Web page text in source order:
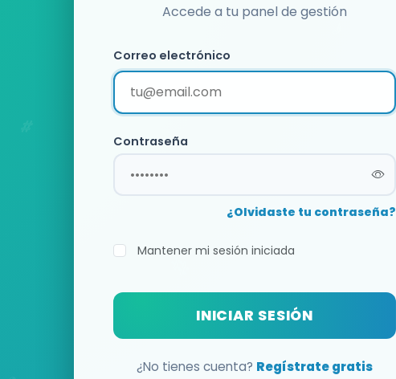
Accede a tu panel de gestión
Correo electrónico
Contraseña
¿Olvidaste tu contraseña?
Mantener mi sesión iniciada
INICIAR SESIÓN
¿No tienes cuenta? Regístrate gratis